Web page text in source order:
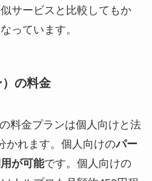
サービスと比較してもか
っています。
の料金
料金プランは個人向けと法
かれます。個人向けのパー
が可能です。個人向けの